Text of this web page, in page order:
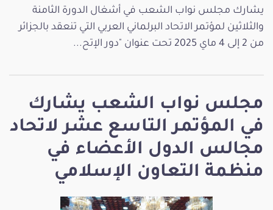
مجلس نواب الشعب يشارك
في المؤتمر التاسع عشر لاتحاد
مجالس الدول الأعضاء في
منظمة التعاون الإسلامي
يشارك مجلس نواب الشعب في أشغال الدورة الثامنة
والثلاثين لمؤتمر الاتحاد البرلماني العربي التي تنعقد بالجزائر
من 2 إلى 4 ماي 2025 تحت عنوان "دور الإتح...